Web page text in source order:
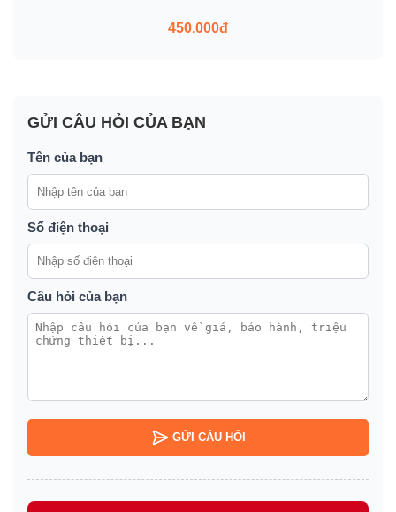
450.000đ
GỬI CÂU HỎI CỦA BẠN
Tên của bạn
Số điện thoại
Câu hỏi của bạn
GỬI CÂU HỎI